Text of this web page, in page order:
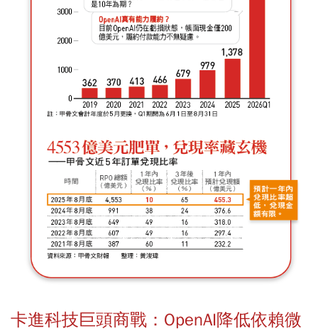
卡進科技巨頭商戰：OpenAI降低依賴微